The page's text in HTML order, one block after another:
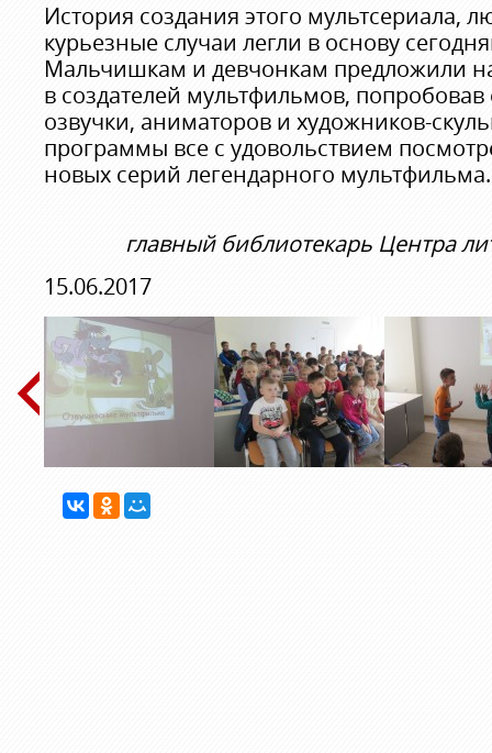
История создания этого мультсериала,
курьезные случаи легли в основу
Мальчишкам и девчонкам предложили
в создателей мультфильмов, попробовав
озвучки, аниматоров и художников-
программы все с удовольствием
новых серий легендарного мультфильма.
главный библиотекарь Центра
15.06.2017